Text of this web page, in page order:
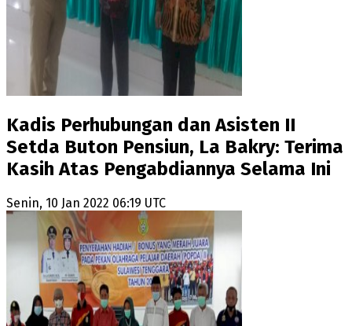
Kadis Perhubungan dan Asisten II
Setda Buton Pensiun, La Bakry: Terima
Kasih Atas Pengabdiannya Selama Ini
Senin, 10 Jan 2022 06:19 UTC